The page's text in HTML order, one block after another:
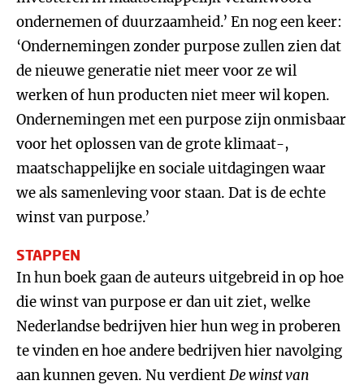
ondernemen of duurzaamheid.’ En nog een keer:
‘Ondernemingen zonder purpose zullen zien dat
de nieuwe generatie niet meer voor ze wil
werken of hun producten niet meer wil kopen.
Ondernemingen met een purpose zijn onmisbaar
voor het oplossen van de grote klimaat-,
maatschappelijke en sociale uitdagingen waar
we als samenleving voor staan. Dat is de echte
winst van purpose.’
STAPPEN
In hun boek gaan de auteurs uitgebreid in op hoe
die winst van purpose er dan uit ziet, welke
Nederlandse bedrijven hier hun weg in proberen
te vinden en hoe andere bedrijven hier navolging
aan kunnen geven. Nu verdientDe winst van